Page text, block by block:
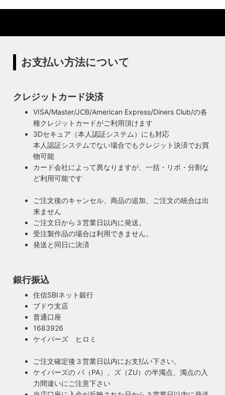
リジナル照明の製造、販売から納品、修理などのアフタフォ
ています。ハンドメイドによる小規模生産により、他にはな
い渋くてかっこいいヴィンテージスタイル照明をご提案して
暮らしを照らす名脇役・こだわりのヴィンテー
ジスタイル
照明は暮らしの名脇役！メインのスーツが良いのに、靴や時
がダサいだけでせっかくの良い建築やインテリアも台無しで
す。ハイロミドットコムがこだわるのは、旧き良きアメリカ
のインテリアや工業製品の重厚感やゴージャスさ。それでい
ットを使用
縁体）が使われていることです。エジソンが電球を発明した
100年以上前からこの形状は変わらず、現地アメリカで今な
安心のPSE適合照明・電気用品安全法の遵守
ハイロミドットコムで販売する照明は１点残らずPSE検査に
合格した照明です。製造後や出荷前に検査を行うため、当店
のオリジナル照明はもちろん、アンティークやヴィンテージ
して近畿経済産業局へ特定電気用品以外の電気用品の製造事
業者として届出を行っております。
お支払い方法について
クレジットカード決済
VISA/Master/JCB/American Express/Diners Club/の各
種クレジットカードがご利用頂けます
3Dセキュア（本人認証システム）にも対応
本人認証システムでない場合でもクレジット決済でお買
物可能
カード会社によって異なりますが、一括・リボ・分割な
ど利用可能です
ご注文後のキャンセル、商品の追加、ご注文の統合は出
来ません
ご注文日から３営業日以内に発送。
受注製作品の場合は利用できません。
発送と同日に決済
銀行振込
住信SBIネット銀行
ブドウ支店
普通口座
1683926
ケイパーズ ヒロミ
ご注文確定後３営業日以内にお支払い下さい。
ケイパーズの パ（PA）、ズ（ZU）の半濁点、濁点の入
力間違いにご注意下さい